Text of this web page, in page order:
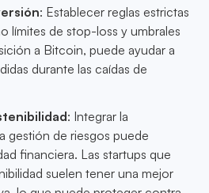
: Establecer reglas estrictas
límites de stop-loss y umbrales
a Bitcoin, puede ayudar a
durante las caídas de
: Integrar la
gestión de riesgos puede
financiera. Las startups que
suelen tener una mejor